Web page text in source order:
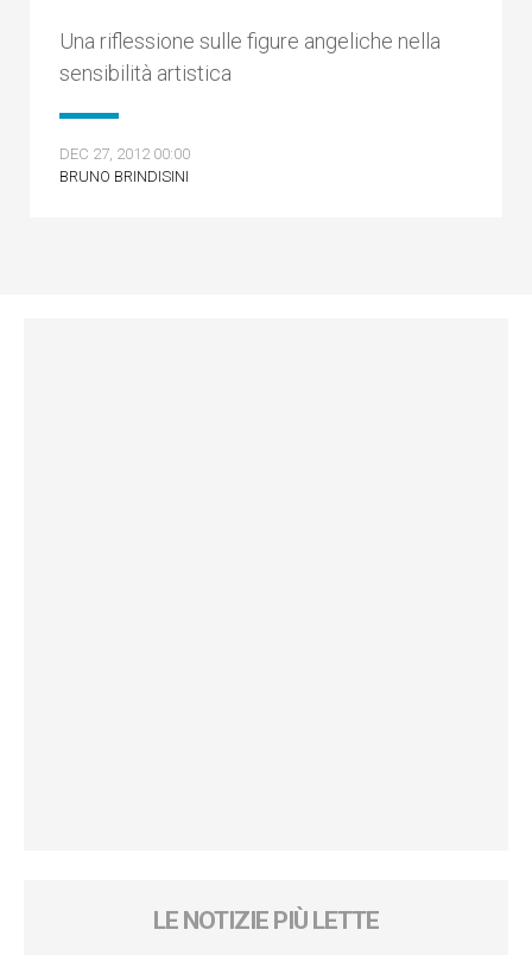
Una riflessione sulle figure angeliche nella
sensibilità artistica
DEC 27, 2012 00:00
BRUNO BRINDISINI
LE NOTIZIE PIÙ LETTE